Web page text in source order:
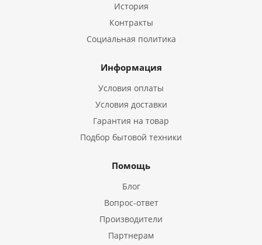
История
Контракты
Социальная политика
Информация
Условия оплаты
Условия доставки
Гарантия на товар
Подбор бытовой техники
Помощь
Блог
Вопрос-ответ
Производители
Партнерам